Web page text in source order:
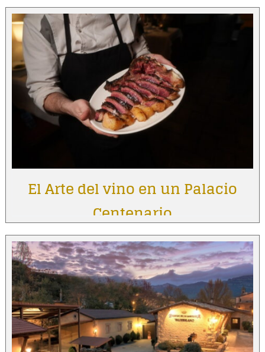
El Arte del vino en un Palacio
Centenario